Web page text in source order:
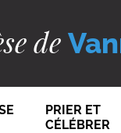
de
PRIER ET
CÉLÉBRER